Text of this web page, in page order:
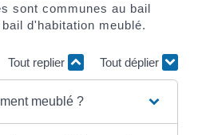
sont communes au bail
d'habitation meublé.
Tout replier Tout déplier
meublé ?